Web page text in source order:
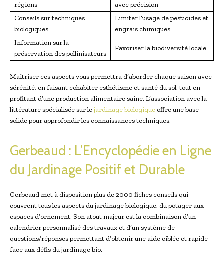
régions
avec précision
Conseils sur techniques
biologiques
Limiter l’usage de pesticides et
engrais chimiques
Information sur la
préservation des pollinisateurs
Favoriser la biodiversité locale
Maîtriser ces aspects vous permettra d’aborder chaque saison avec
sérénité, en faisant cohabiter esthétisme et santé du sol, tout en
profitant d’une production alimentaire saine. L’association avec la
littérature spécialisée sur lejardinage biologique offre une base
solide pour approfondir les connaissances techniques.
Gerbeaud : L’Encyclopédie en Ligne
du Jardinage Positif et Durable
Gerbeaud met à disposition plus de 2000 fiches conseils qui
couvrent tous les aspects du jardinage biologique, du potager aux
espaces d’ornement. Son atout majeur est la combinaison d’un
calendrier personnalisé des travaux et d’un système de
questions/réponses permettant d’obtenir une aide ciblée et rapide
face aux défis du jardinage bio.